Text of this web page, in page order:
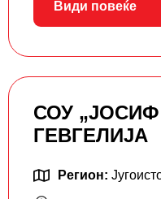
Види повеќе
СОУ
ГЕВГЕЛИЈА
Регион: